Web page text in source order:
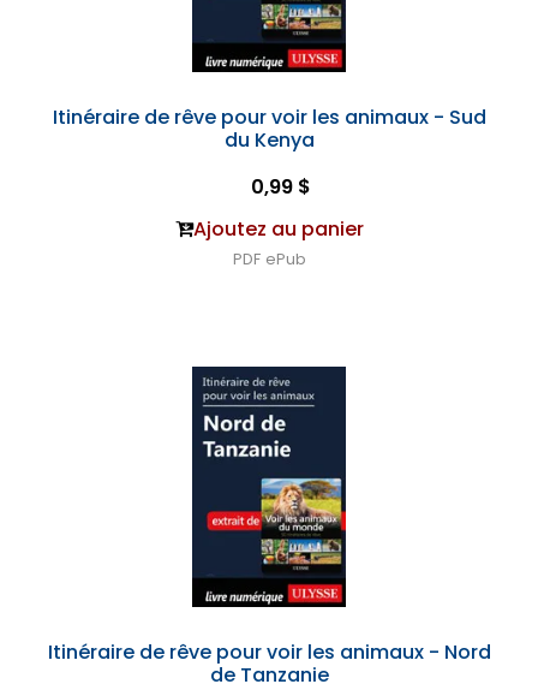
Itinéraire de rêve pour voir les animaux - Sud
du Kenya
0,99 $
Ajoutez au panier
PDF ePub
Itinéraire de rêve pour voir les animaux - Nord
de Tanzanie